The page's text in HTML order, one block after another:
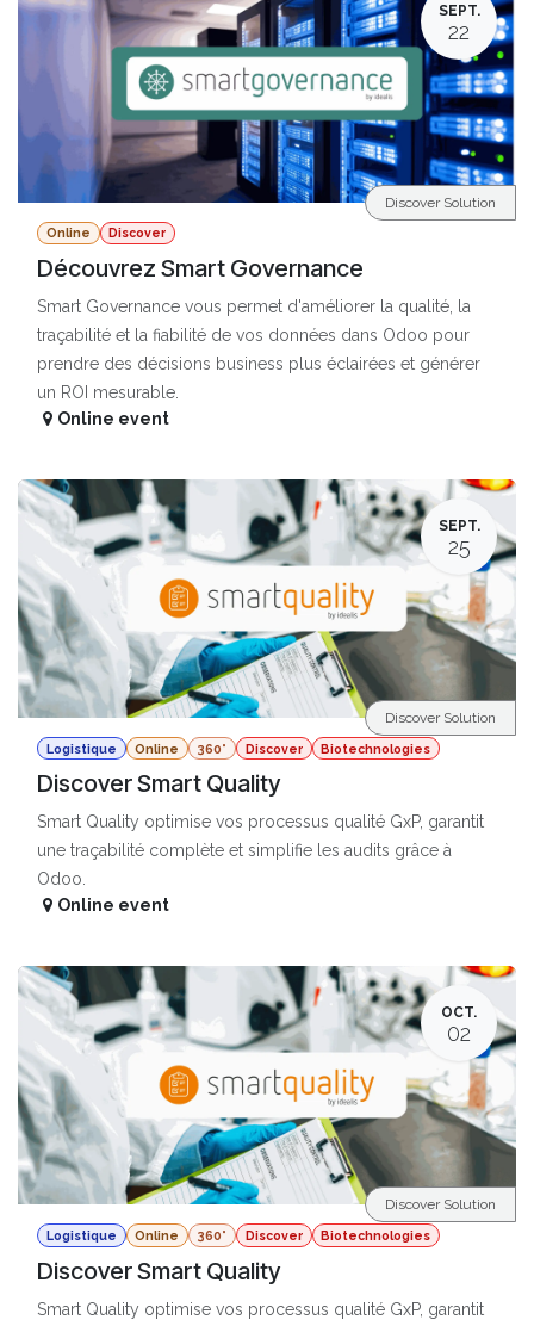
SEPT.
22
Online Discover
Découvrez Smart Governance
Smart Governance vous permet d'améliorer la qualité, la
traçabilité et la fiabilité de vos données dans Odoo pour
prendre des décisions business plus éclairées et générer
un ROI mesurable.
Discover Solution
Online event
SEPT.
25
Logistique Online 360° Discover Biotechnologies
Discover Smart Quality
Smart Quality optimise vos processus qualité GxP, garantit
une traçabilité complète et simplifie les audits grâce à
Odoo.
Discover Solution
Online event
OCT.
02
Logistique Online 360° Discover Biotechnologies
Discover Smart Quality
Smart Quality optimise vos processus qualité GxP, garantit
Discover Solution